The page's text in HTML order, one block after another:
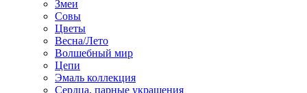
Змеи
Совы
Цветы
Весна/Лето
Волшебный мир
Цепи
Эмаль коллекция
Сердца, парные украшения